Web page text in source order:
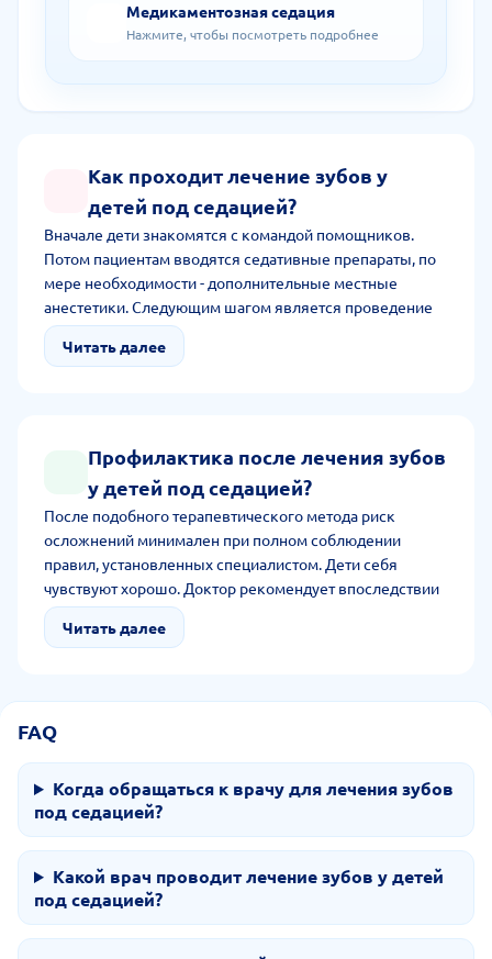
Медикаментозная седация
Нажмите, чтобы посмотреть подробнее
Как проходит лечение зубов у
детей под седацией?
Вначале дети знакомятся с командой помощников.
Потом пациентам вводятся седативные препараты, по
мере необходимости - дополнительные местные
анестетики. Следующим шагом является проведение
стоматологических манипуляций, пробуждение,
восстановление. Стоит отметить, что решёние о
Читать далее
Профилактика после лечения зубов
у детей под седацией?
После подобного терапевтического метода риск
осложнений минимален при полном соблюдении
правил, установленных специалистом. Дети себя
чувствуют хорошо. Доктор рекомендует впоследствии
следить за состоянием полости рта, проводить
гигиенические процедуры дважды в день, соблюдать
Читать далее
FAQ
Когда обращаться к врачу для лечения зубов
под седацией?
Какой врач проводит лечение зубов у детей
под седацией?